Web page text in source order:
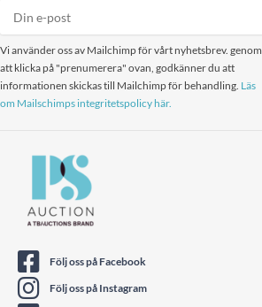
Vi använder oss av Mailchimp för vårt nyhetsbrev. genom
att klicka på "prenumerera" ovan, godkänner du att
informationen skickas till Mailchimp för behandling. Läs
om Mailschimps integritetspolicy här.
Följ oss på Facebook
Följ oss på Instagram